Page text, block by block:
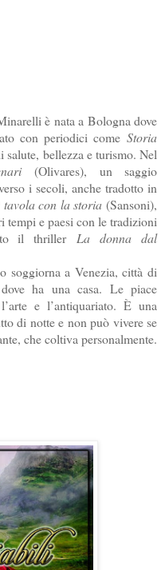
è nata a Bologna dove
con periodici come Storia
salute, bellezza e turismo. Nel
(Olivares), un saggio
i secoli, anche tradotto in
tavola con la storia(Sansoni),
tempi e paesi con le tradizioni
il thrillerLa donna dal
soggiorna a Venezia, città di
ha una casa. Le piace
e l’antiquariato. È una
di notte e non può vivere se
che coltiva personalmente.